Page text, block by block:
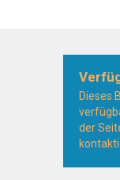
Dieses
der